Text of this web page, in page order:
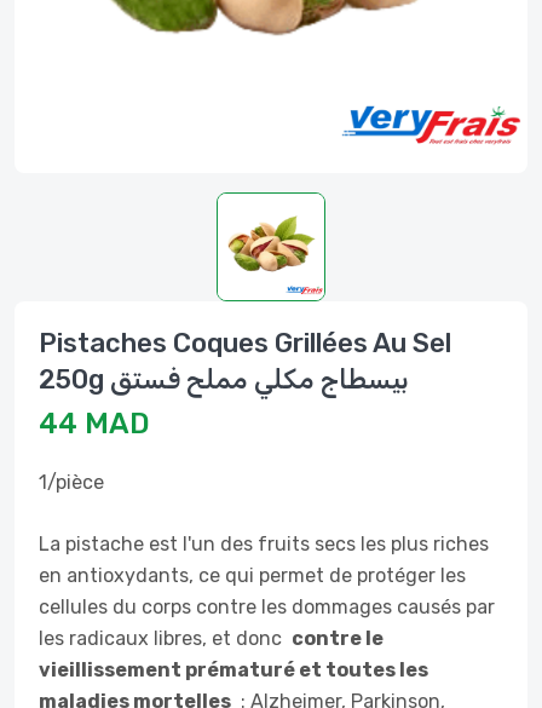
Pistaches Coques Grillées Au Sel
250g بيسطاج مكلي مملح فستق
44 MAD
1/pièce
La pistache est l'un des fruits secs les plus riches
en antioxydants, ce qui permet de protéger les
cellules du corps contre les dommages causés par
les radicaux libres, et donc contre le
vieillissement prématuré et toutes les
maladies mortelles : Alzheimer, Parkinson,